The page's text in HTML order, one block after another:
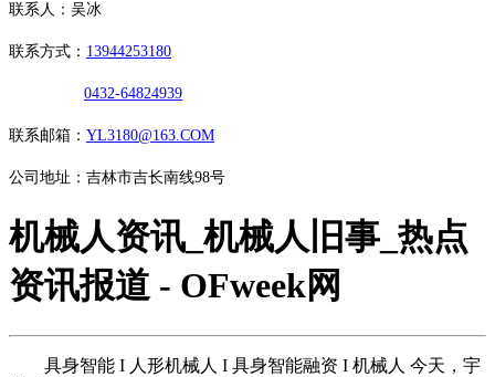
联系人：吴冰
联系方式： 13944253180
0432-64824939
联系邮箱： YL3180@163.COM
公司地址：吉林市吉长南线98号
机械人资讯_机械人旧事_热点
资讯报道 - OFweek网
具身智能 I 人形机械人 I 具身智能融资 I 机械人 今天，宇